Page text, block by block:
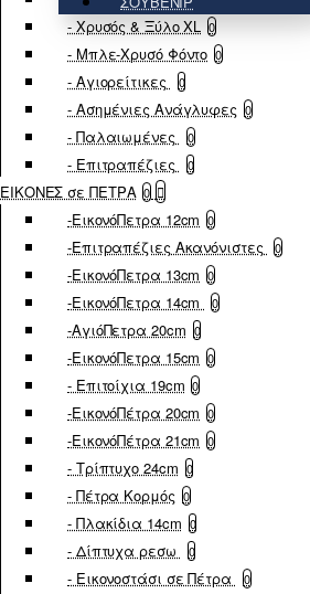
- Χρυσός & Ξύλο XL 0
- Μπλε-Χρυσό Φόντο 0
- Αγιορείτικες 0
- Ασημένιες Ανάγλυφες 0
- Παλαιωμένες 0
- Επιτραπέζιες 0
ΕΙΚΟΝΕΣ σε ΠΕΤΡΑ 0
-ΕικονόΠετρα 12cm 0
-Επιτραπέζιες Ακανόνιστες 0
-ΕικονόΠετρα 13cm 0
-ΕικονόΠετρα 14cm 0
-ΑγιόΠετρα 20cm 0
-ΕικονόΠετρα 15cm 0
- Επιτοίχια 19cm 0
-ΕικονόΠέτρα 20cm 0
-ΕικονόΠέτρα 21cm 0
- Τρίπτυχο 24cm 0
- Πέτρα Κορμός 0
- Πλακίδια 14cm 0
- Δίπτυχα ρεσω 0
- Εικονοστάσι σε Πέτρα 0